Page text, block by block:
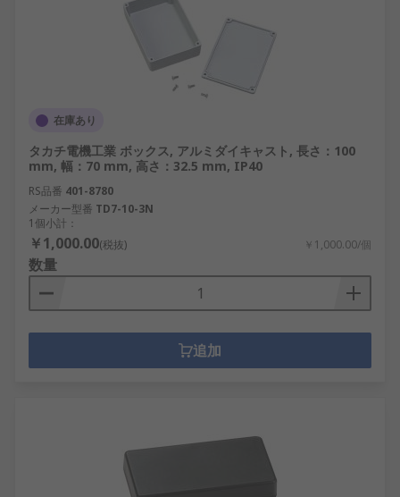
在庫あり
タカチ電機工業 ボックス, アルミダイキャスト, 長さ：100
mm, 幅：70 mm, 高さ：32.5 mm, IP40
RS品番 401-8780
メーカー型番 TD7-10-3N
1個小計：
￥1,000.00(税抜) ￥1,000.00/個
数量
追加